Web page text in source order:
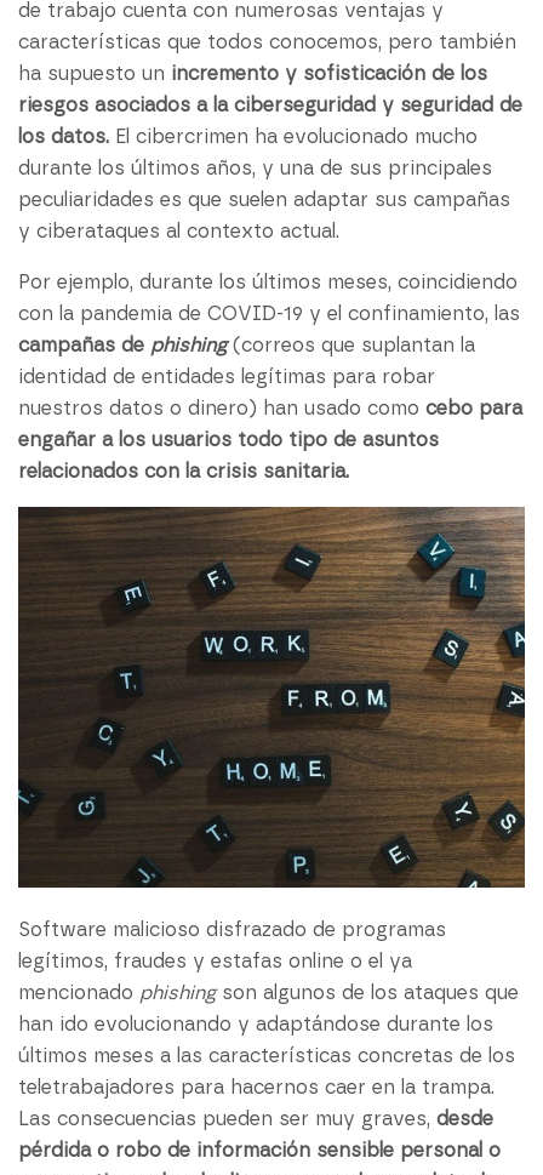
de trabajo cuenta con numerosas ventajas y
características que todos conocemos, pero también
ha supuesto un incremento y sofisticación de los
riesgos asociados a la ciberseguridad y seguridad de
los datos. El cibercrimen ha evolucionado mucho
durante los últimos años, y una de sus principales
peculiaridades es que suelen adaptar sus campañas
y ciberataques al contexto actual.
Por ejemplo, durante los últimos meses, coincidiendo
con la pandemia de COVID-19 y el confinamiento, las
campañas de phishing (correos que suplantan la
identidad de entidades legítimas para robar
nuestros datos o dinero) han usado como cebo para
engañar a los usuarios todo tipo de asuntos
relacionados con la crisis sanitaria.
Software malicioso disfrazado de programas
legítimos, fraudes y estafas online o el ya
mencionado phishingson algunos de los ataques que
han ido evolucionando y adaptándose durante los
últimos meses a las características concretas de los
teletrabajadores para hacernos caer en la trampa.
Las consecuencias pueden ser muy graves, desde
pérdida o robo de información sensible personal o